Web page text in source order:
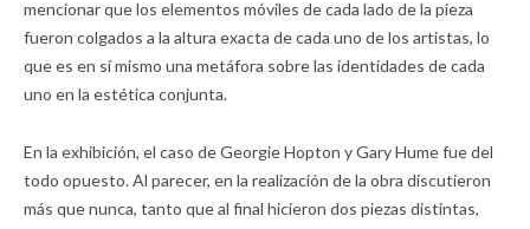
mencionar que los elementos móviles de cada lado de la pieza
fueron colgados a la altura exacta de cada uno de los artistas, lo
que es en sí mismo una metáfora sobre las identidades de cada
uno en la estética conjunta.
En la exhibición, el caso de Georgie Hopton y Gary Hume fue del
todo opuesto. Al parecer, en la realización de la obra discutieron
más que nunca, tanto que al final hicieron dos piezas distintas,